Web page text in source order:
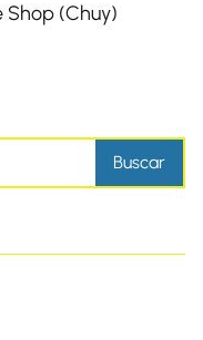
Shop (Chuy)